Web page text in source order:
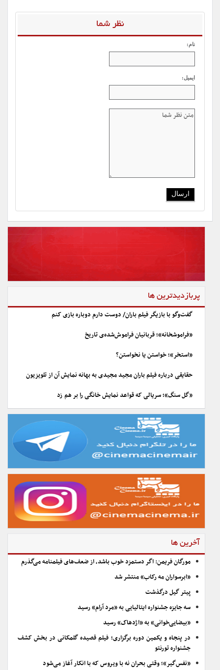
نظر شما
نام:
ایمیل:
پربازدیدترین ها
گفت‌وگو با بازیگر فیلم باران/ دوست دارم دوباره بازی کنم
«فراموشخانه»؛ قربانیان فراموش‌شده‌ی تاریخ
«استخر»؛ خواستن یا نخواستن؟
حقایقی درباره فیلم باران مجید مجیدی به بهانه نمایش آن از تلویزیون
«گل سنگ»؛ سریالی که قواعد نمایش خانگی را بر هم زد
آخرین ها
مورگان فریمن: اگر دستمزد خوب باشد، از ضعف‌های فیلمنامه می‌گذرم
«ابرسواران مه رکاب» منتشر شد
پیتر گیل درگذشت
سه جایزه جشنواره ایتالیایی به «مرد آرام» رسید
«بیضایی‌خوانی» به «اژدهاک» رسید
در پنجاه و یکمین دوره برگزاری؛ فیلم قصیده گلمکانی در بخش کشف
جشنواره تورنتو
«نفس‌گیر»؛ وقتی بحران نه با ویروس که با انکار آغاز می‌شود